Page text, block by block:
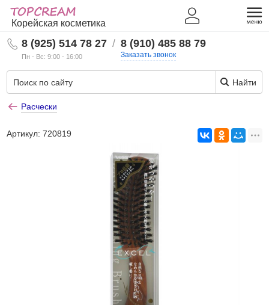
Корейская косметика
8 (925) 514 78 27
Пн - Вс: 9:00 - 16:00
/ 8 (910) 485 88 79
Заказать звонок
Найти
Расчески
Артикул:720819